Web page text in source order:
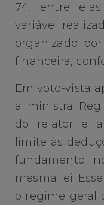
74, entre
variável
organizado
financeira,
Em voto-vista
a ministra
do relator e
limite às
fundamento
mesma lei.
o regime geral